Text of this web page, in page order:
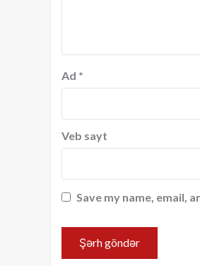
Ad *
Veb sayt
Save my name, email,